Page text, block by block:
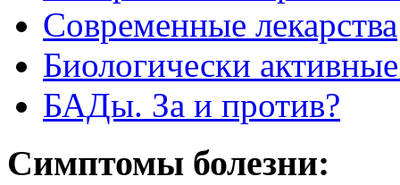
Современные лекарства
Биологически
БАДы. За и против?
Симптомы болезни: